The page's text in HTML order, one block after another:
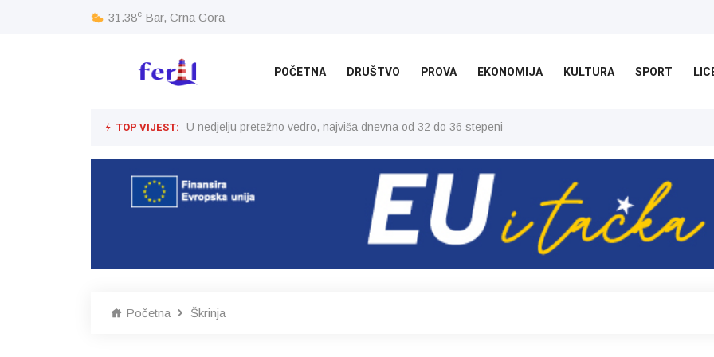
31.38c Bar, Crna Gora
POČETNA DRUŠTVO PROVA EKONOMIJA KULTURA SPORT
TOP VIJEST: U nedjelju pretežno vedro, najviša dnevna od 32 do 36 stepeni
Početna Škrinja